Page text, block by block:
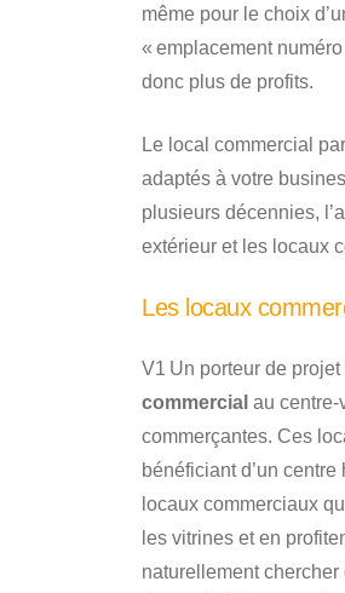
même pour le choix
« emplacement
donc plus de profits.
Le local commercial
adaptés à votre
plusieurs décennies,
extérieur et les locaux
Les locaux
V1 Un porteur de
commercial au centre-
commerçantes. Ces
bénéficiant d’un
locaux commerciaux
les vitrines et en
naturellement